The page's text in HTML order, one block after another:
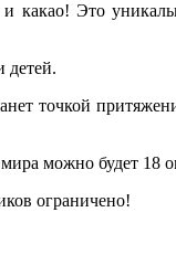
какао! Это
детей.
точкой
можно будет 18
ограничено!